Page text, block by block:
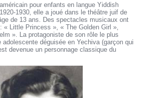
pour enfants en langue Yiddish
1930, elle a joué dans le théâtre juif de
de 13 ans. Des spectacles musicaux ont
« Little Princess », « The Golden Girl »,
». La protagoniste de son rôle le plus
adolescente déguisée en Yechiva (garçon qui
devenue un personnage classique du